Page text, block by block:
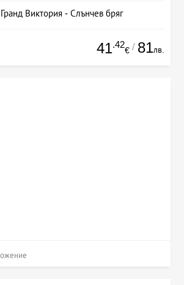
Виктория - Слънчев бряг
41.42
€ / 81лв.